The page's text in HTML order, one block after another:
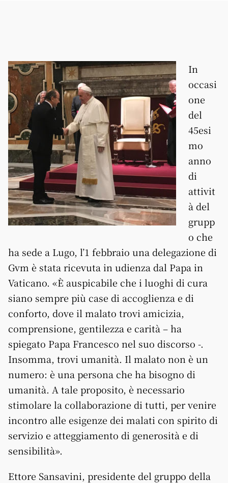
In
occasi
one
del
45esi
mo
anno
di
attivit
à del
grupp
o che
ha sede a Lugo, l’1 febbraio una delegazione di
Gvm è stata ricevuta in udienza dal Papa in
Vaticano. «È auspicabile che i luoghi di cura
siano sempre più case di accoglienza e di
conforto, dove il malato trovi amicizia,
comprensione, gentilezza e carità – ha
spiegato Papa Francesco nel suo discorso -.
Insomma, trovi umanità. Il malato non è un
numero: è una persona che ha bisogno di
umanità. A tale proposito, è necessario
stimolare la collaborazione di tutti, per venire
incontro alle esigenze dei malati con spirito di
servizio e atteggiamento di generosità e di
sensibilità».
Ettore Sansavini, presidente del gruppo della